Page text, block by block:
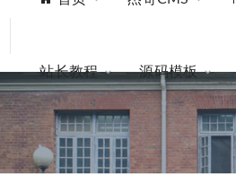
站长教程 源码模板